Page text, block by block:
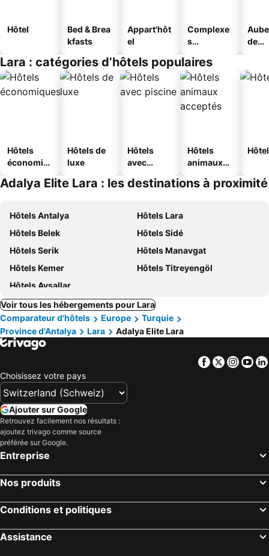
Hôtel
Bed & Brea
kfasts
Appart'hôt
el
Complexe
s
s
de
Lara : catégories d’hôtels populaires
Hôtels
économiq
Hôtels de
luxe
Hôtels
avec
Hôtels
animaux
Adalya Elite Lara : les destinations à proximité
Hôtels Antalya
Hôtels Lara
Hôtels Belek
Hôtels Sidé
Hôtels Serik
Hôtels Manavgat
Hôtels Kemer
Hôtels Titreyengöl
Hôtels Avsallar
Voir tous les hébergements pour Lara
Comparateur d'hôtels
Europe
Turquie
Province d'Antalya
Lara Adalya Elite Lara
Facebook
Twitter
Choisissez votre pays
Ajouter sur Google
Retrouvez facilement nos résultats :
ajoutez trivago comme source
préférée sur Google.
Entreprise
Nos produits
Conditions et politiques
Assistance